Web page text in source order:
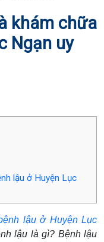
khám chữa
Ngạn uy
lậu ở Huyện Lục
lậu ở Huyện Lục
lậu là gì? Bệnh lậu